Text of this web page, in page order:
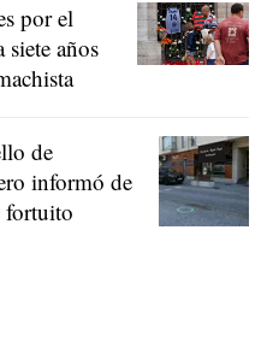
por el
años
de
informó de
fortuito